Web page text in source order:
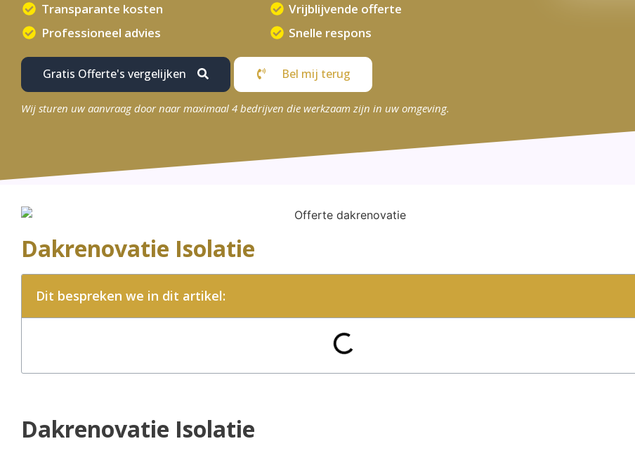
Transparante kosten
Professioneel advies
Vrijblijvende offerte
Snelle respons
Gratis Offerte's vergelijken Bel mij terug
Wij sturen uw aanvraag door naar maximaal 4 bedrijven die werkzaam zijn in uw omgeving.
Dakrenovatie Isolatie
Dit bespreken we in dit artikel:
Dakrenovatie Isolatie